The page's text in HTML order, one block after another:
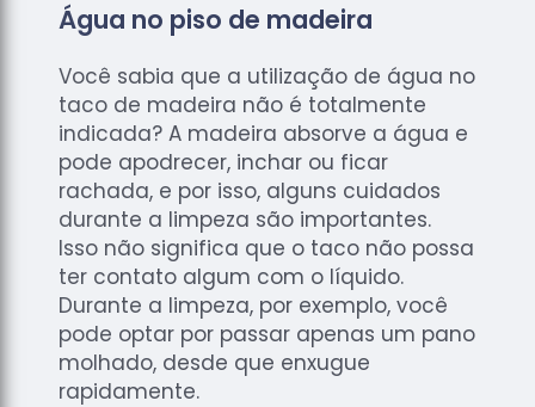
Água no piso de madeira
Você sabia que a utilização de água no
taco de madeira não é totalmente
indicada? A madeira absorve a água e
pode apodrecer, inchar ou ficar
rachada, e por isso, alguns cuidados
durante a limpeza são importantes.
Isso não significa que o taco não possa
ter contato algum com o líquido.
Durante a limpeza, por exemplo, você
pode optar por passar apenas um pano
molhado, desde que enxugue
rapidamente.